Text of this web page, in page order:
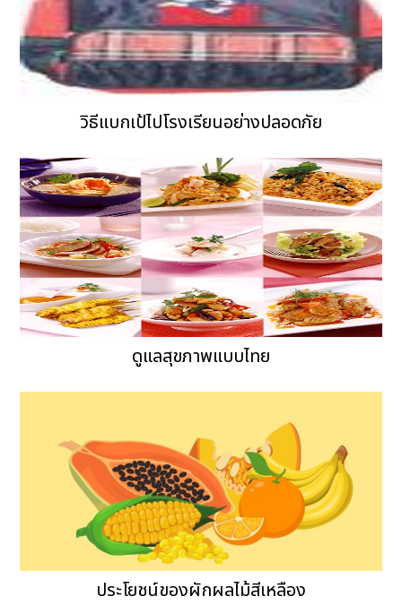
วิธีแบกเป้ไปโรงเรียนอย่างปลอดภัย
ดูแลสุขภาพแบบไทย
ประโยชน์ของผักผลไม้สีเหลือง